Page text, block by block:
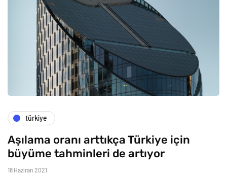
türkiye
Aşılama oranı arttıkça Türkiye için
büyüme tahminleri de artıyor
18 Haziran 2021